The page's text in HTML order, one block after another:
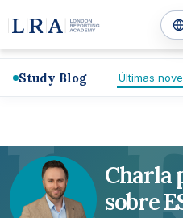
Study Blog Últimas
Charla
sobre